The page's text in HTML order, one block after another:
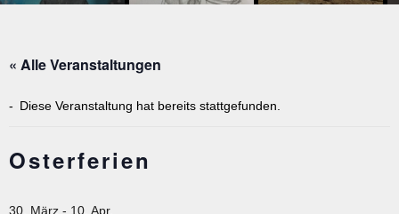
« Alle Veranstaltungen
Diese Veranstaltung hat bereits stattgefunden.
Osterferien
30. März - 10. Apr.